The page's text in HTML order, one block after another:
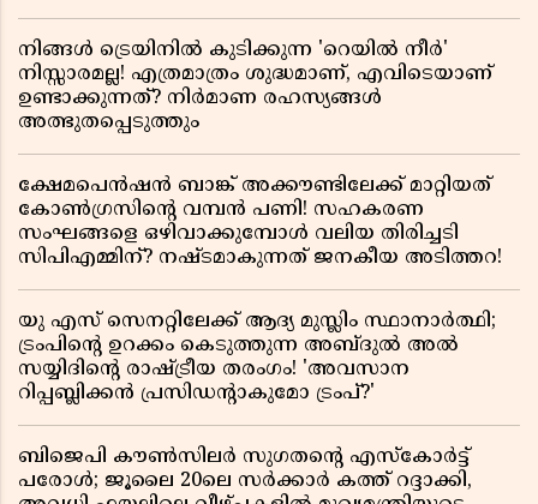
നിങ്ങൾ ട്രെയിനിൽ കുടിക്കുന്ന 'റെയിൽ നീർ'
നിസ്സാരമല്ല! എത്രമാത്രം ശുദ്ധമാണ്, എവിടെയാണ്
ഉണ്ടാക്കുന്നത്? നിർമാണ രഹസ്യങ്ങൾ
അത്ഭുതപ്പെടുത്തും
ക്ഷേമപെൻഷൻ ബാങ്ക് അക്കൗണ്ടിലേക്ക് മാറ്റിയത്
കോൺഗ്രസിന്റെ വമ്പൻ പണി! സഹകരണ
സംഘങ്ങളെ ഒഴിവാക്കുമ്പോൾ വലിയ തിരിച്ചടി
സിപിഎമ്മിന്? നഷ്ടമാകുന്നത് ജനകീയ അടിത്തറ!
യു എസ് സെനറ്റിലേക്ക് ആദ്യ മുസ്ലിം സ്ഥാനാർത്ഥി;
ട്രംപിന്റെ ഉറക്കം കെടുത്തുന്ന അബ്ദുൽ അൽ
സയ്യിദിന്റെ രാഷ്ട്രീയ തരംഗം! 'അവസാന
റിപ്പബ്ലിക്കൻ പ്രസിഡന്റാകുമോ ട്രംപ്?'
ബിജെപി കൗൺസിലർ സുഗതന്റെ എസ്‌കോർട്ട്
പരോൾ; ജൂലൈ 20ലെ സർക്കാർ കത്ത് റദ്ദാക്കി,